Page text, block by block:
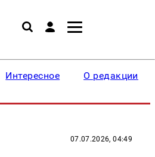
Интересное О редакции
07.07.2026, 04:49